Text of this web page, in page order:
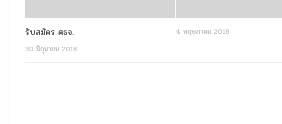
รับสมัคร ศธจ.
30 มิถุนายน 2018
4 พฤษภาคม 2018